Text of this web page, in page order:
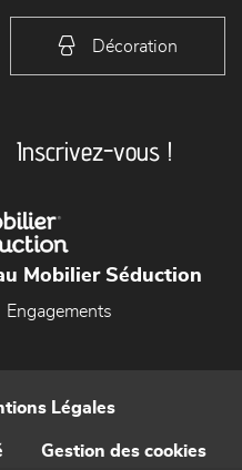
Décoration
Inscrivez-vous !
Mobilier Séduction
Engagements
Légales
Gestion des cookies